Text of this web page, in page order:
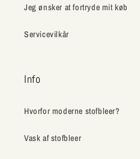
Jeg ønsker at fortryde mit køb
Servicevilkår
Info
Hvorfor moderne stofbleer?
Vask af stofbleer